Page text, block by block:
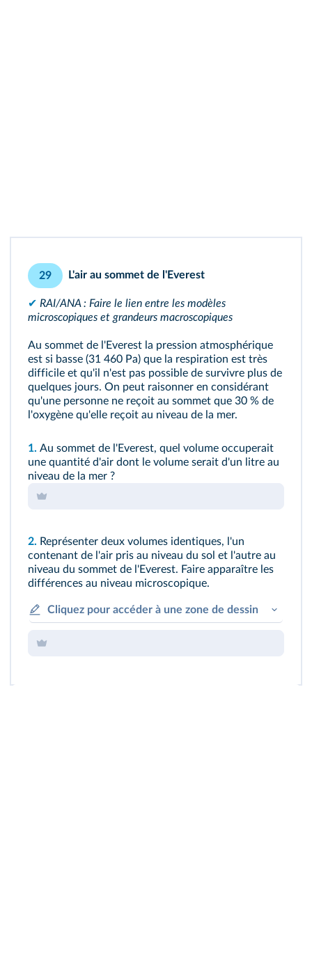
29 L'air au sommet de l'Everest
✔ RAI/ANA : Faire le lien entre les modèles
microscopiques et grandeurs macroscopiques
Au sommet de l'Everest la pression atmosphérique
est si basse (31 460 Pa) que la respiration est très
difficile et qu'il n'est pas possible de survivre plus de
quelques jours. On peut raisonner en considérant
qu'une personne ne reçoit au sommet que 30 % de
l'oxygène qu'elle reçoit au niveau de la mer.
1. Au sommet de l'Everest, quel volume occuperait
une quantité d'air dont le volume serait d'un litre au
niveau de la mer ?
2. Représenter deux volumes identiques, l'un
contenant de l'air pris au niveau du sol et l'autre au
niveau du sommet de l'Everest. Faire apparaître les
différences au niveau microscopique.
Cliquez pour accéder à une zone de dessin